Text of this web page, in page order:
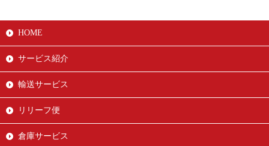
HOME
サービス紹介
輸送サービス
リリーフ便
倉庫サービス